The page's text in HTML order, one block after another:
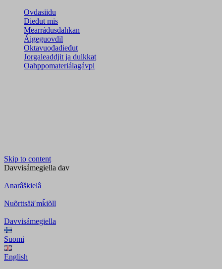
Ovdasiidu
Dieđut mis
Mearrádusdahkan
Áigeguovdil
Oktavuođadieđut
Jorgaleaddjit ja dulkkat
Oahppomateriálagávpi
Skip to content
Davvisámegiella dav
Anarâškielâ
Nuõrttsääʹmǩiõll
Davvisámegiella
Suomi
English